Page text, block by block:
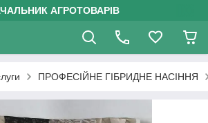
АГРОТОВАРІВ
ПРОФЕСІЙНЕ ГІБРИДНЕ НАСІННЯ